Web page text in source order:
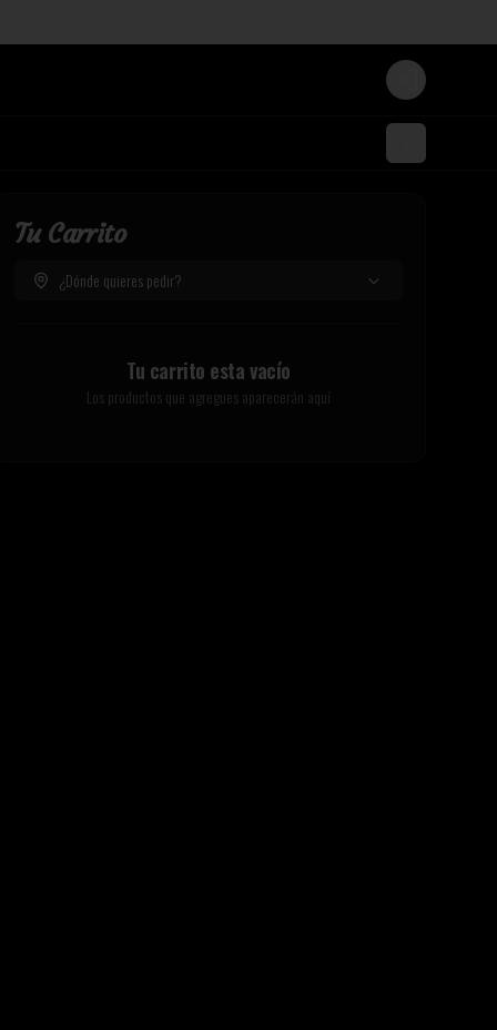
Login
Tu Carrito
¿Dónde quieres pedir?
Tu carrito esta vacío
Los productos que agregues aparecerán aquí